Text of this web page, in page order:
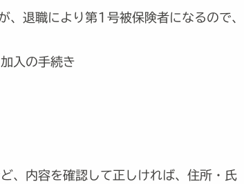
退職により第1号被保険者になるので、
入の手続き
、内容を確認して正しければ、住所・氏